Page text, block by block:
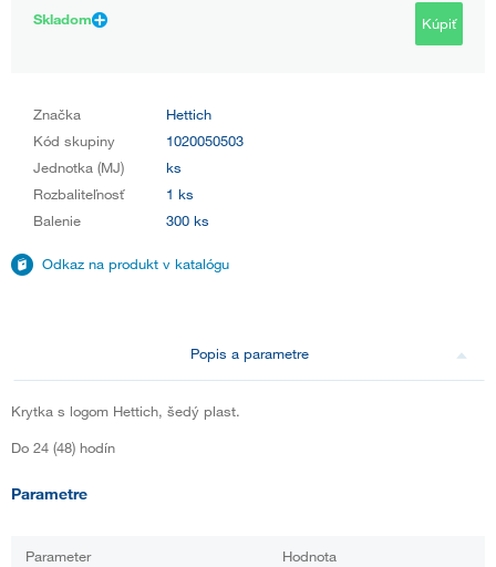
Skladom
Kúpiť
Značka
Hettich
Kód skupiny
1020050503
Jednotka (MJ)
ks
Rozbaliteľnosť
1 ks
Balenie
300 ks
Odkaz na produkt v katalógu
Popis a parametre
Krytka s logom Hettich, šedý plast.
Do 24 (48) hodín
Parametre
Parameter Hodnota